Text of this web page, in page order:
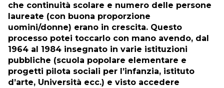
che continuità scolare e numero delle persone
laureate (con buona proporzione
uomini/donne) erano in crescita. Questo
processo potei toccarlo con mano avendo, dal
1964 al 1984 insegnato in varie istituzioni
pubbliche (scuola popolare elementare e
progetti pilota sociali per l’infanzia, istituto
d’arte, Università ecc.) e visto accedere